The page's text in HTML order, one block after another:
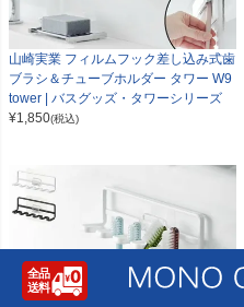
山崎実業 フィルムフック差し込み式歯
ブラシ＆チューブホルダー タワー W9
tower | バスグッズ・タワーシリーズ
¥1,850(税込)